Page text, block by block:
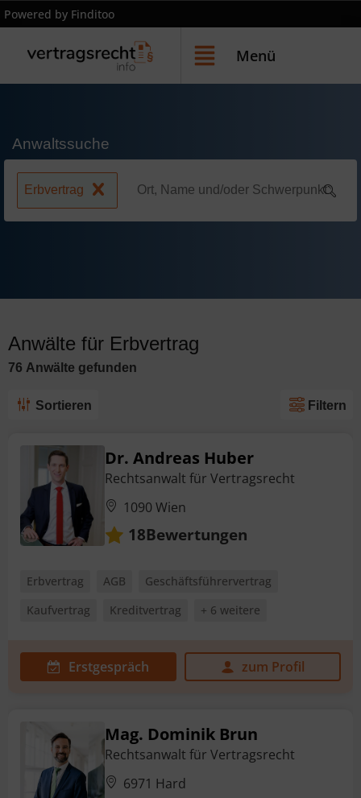
Powered by Finditoo
Menü
Anwaltssuche
Erbvertrag
Anwälte für Erbvertrag
76 Anwälte gefunden
Sortieren Filtern
Dr. Andreas Huber
Rechtsanwalt für Vertragsrecht
1090 Wien
18Bewertungen
Erbvertrag AGB
Geschäftsführervertrag
Kaufvertrag
Kreditvertrag + 6 weitere
Erstgespräch zum Profil
Mag. Dominik Brun
Rechtsanwalt für Vertragsrecht
6971 Hard